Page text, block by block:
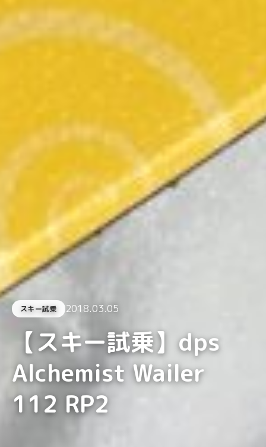
スキー試乗 2018.03.05
【スキー試乗】dps
Alchemist Wailer
112 RP2